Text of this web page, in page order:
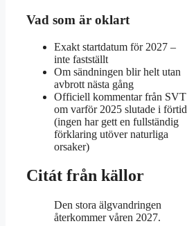
Vad som är oklart
Exakt startdatum för 2027 –
inte fastställt
Om sändningen blir helt utan
avbrott nästa gång
Officiell kommentar från SVT
om varför 2025 slutade i förtid
(ingen har gett en fullständig
förklaring utöver naturliga
orsaker)
Citát från källor
Den stora älgvandringen
återkommer våren 2027.